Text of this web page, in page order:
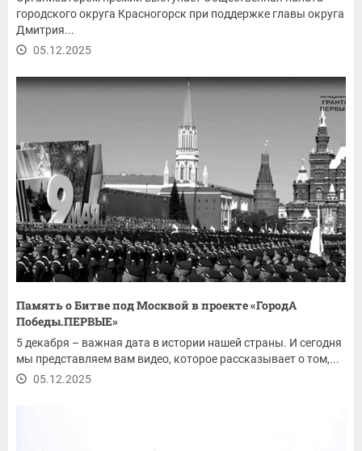
городского округа Красногорск при поддержке главы округа
Дмитрия...
05.12.2025
Память о Битве под Москвой в проекте «ГородА
Победы.ПЕРВЫЕ»
5 декабря – важная дата в истории нашей страны. И сегодня
мы представляем вам видео, которое рассказывает о том,...
05.12.2025